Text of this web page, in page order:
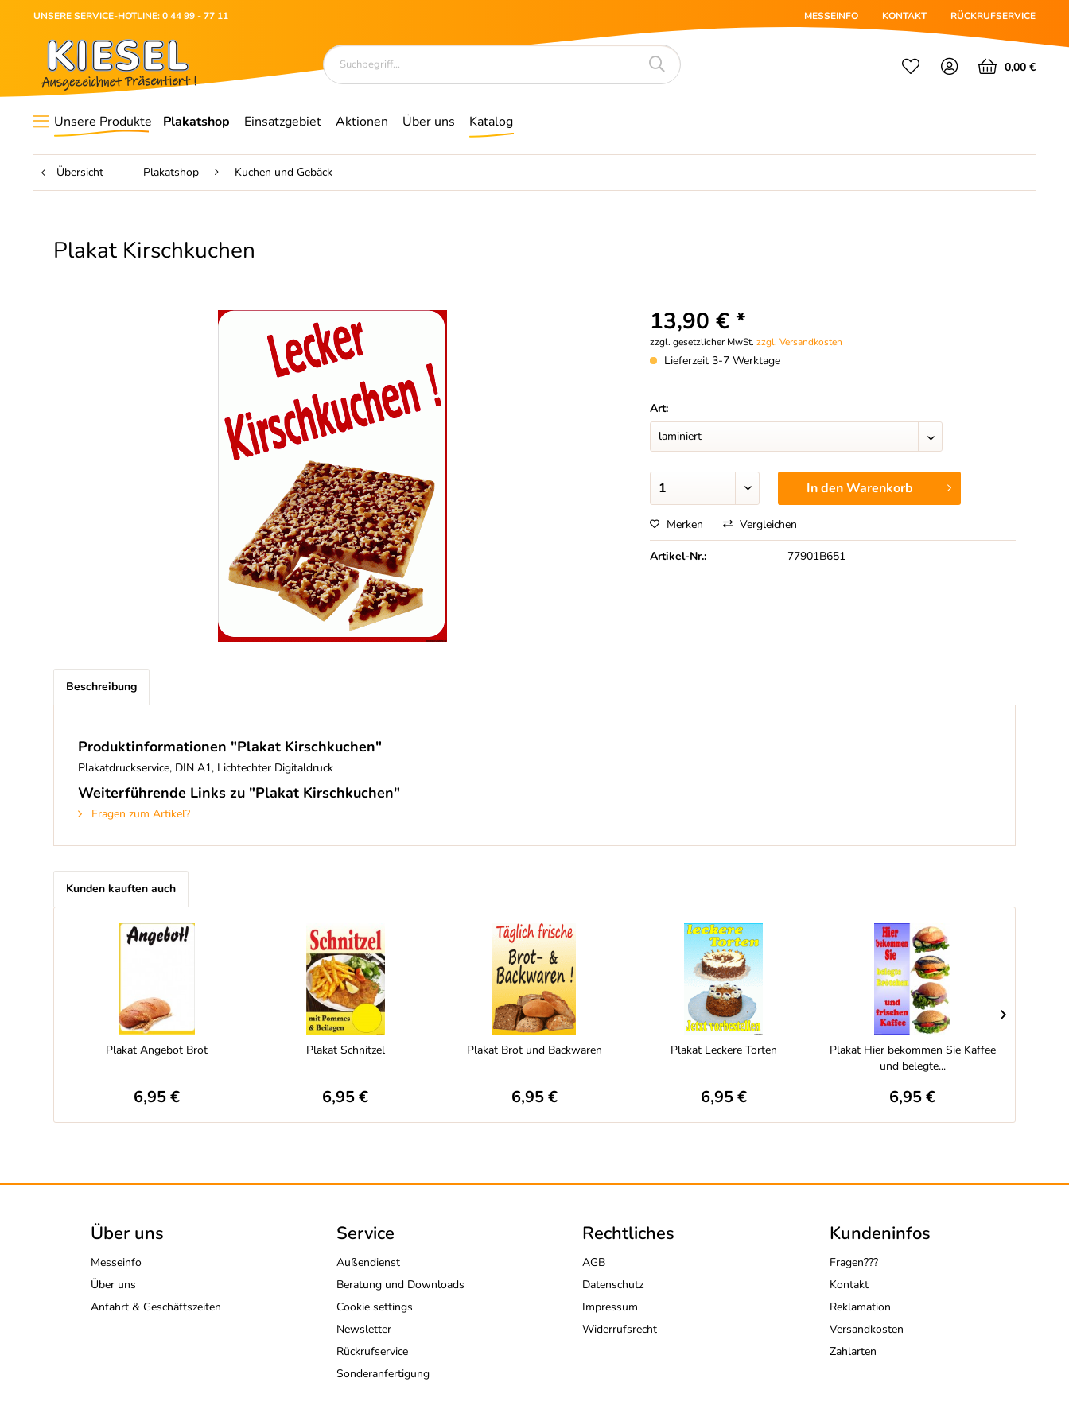
UNSERE SERVICE-HOTLINE: 0 44 99 - 77 11 MESSEINFO KONTAKT RÜCKRUFSERVICE
0,00 €
Unsere Produkte Plakatshop Einsatzgebiet Aktionen Über uns Katalog
Übersicht Plakatshop Kuchen und Gebäck
Plakat Kirschkuchen
13,90 € *
zzgl. gesetzlicher MwSt.zzgl. Versandkosten
Lieferzeit 3-7 Werktage
Art:
In denWarenkorb
Merken Vergleichen
Artikel-Nr.: 77901B651
Beschreibung
Produktinformationen "Plakat Kirschkuchen"
Plakatdruckservice, DIN A1, Lichtechter Digitaldruck
Weiterführende Links zu "Plakat Kirschkuchen"
Fragen zum Artikel?
Kunden kauften auch
Plakat Angebot Brot
6,95 €
Plakat Schnitzel
6,95 €
Plakat Brot und Backwaren
6,95 €
Plakat Leckere Torten
6,95 €
Plakat Hier bekommen Sie Kaffee
und belegte...
6,95 €
Über uns
Messeinfo
Über uns
Anfahrt & Geschäftszeiten
Service
Außendienst
Beratung und Downloads
Cookie settings
Newsletter
Rückrufservice
Sonderanfertigung
Rechtliches
AGB
Datenschutz
Impressum
Widerrufsrecht
Kundeninfos
Fragen???
Kontakt
Reklamation
Versandkosten
Zahlarten